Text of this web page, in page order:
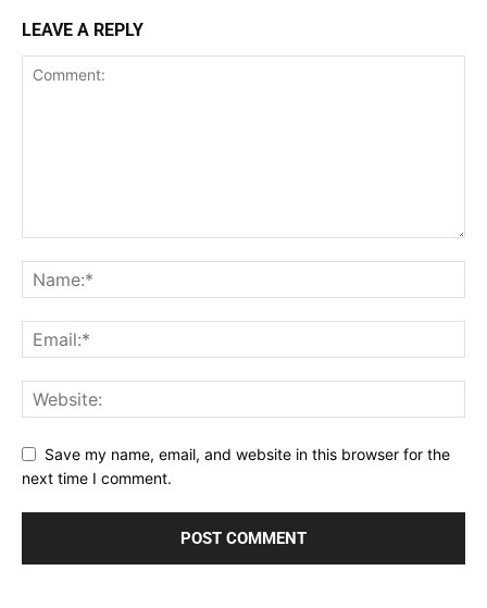
LEAVE A REPLY
Save my name, email, and website in this browser for the
next time I comment.